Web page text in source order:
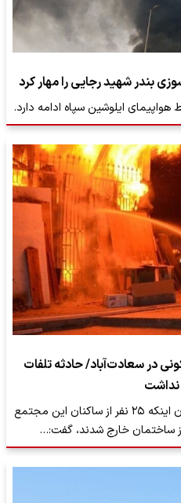
بندر شهید رجایی را مهار کرد
ایلوشین سپاه ادامه دارد.
مسکونی در سعادت‌آباد/ حادثه تلفات
سخنگوی سازمان آتش‌نشانی با بیان اینکه ۲۵ نفر از ساکنان این مجتمع
ساختمان خارج شدند، گفت:…